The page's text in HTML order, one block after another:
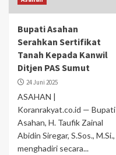
Bupati Asahan
Serahkan Sertifikat
Tanah Kepada Kanwil
Ditjen PAS Sumut
24 Juni 2025
ASAHAN |
Koranrakyat.co.id — Bupati
Asahan, H. Taufik Zainal
Abidin Siregar, S.Sos., M.Si.,
menghadiri secara...